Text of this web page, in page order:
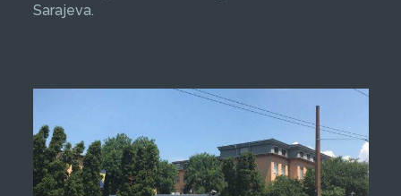
Sarajeva.